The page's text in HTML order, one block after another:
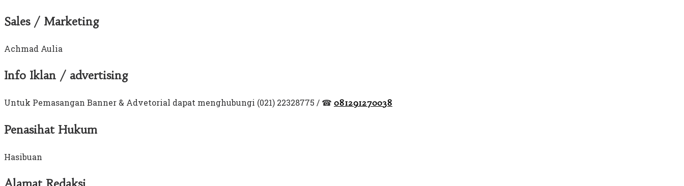
Sales / Marketing
Achmad Aulia
Info Iklan / advertising
Untuk Pemasangan Banner & Advetorial dapat menghubungi (021) 22328775 / ☎ 081291270038
Penasihat Hukum
Hasibuan